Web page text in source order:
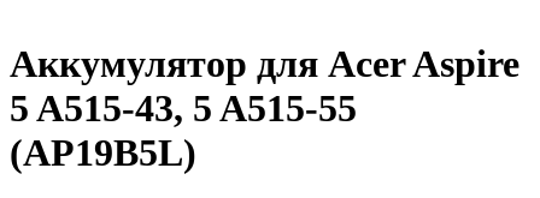
Аккумулятор для Acer Aspire
5 A515-43, 5 A515-55
(AP19B5L)